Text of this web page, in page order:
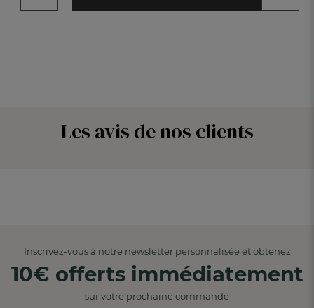
Les avis de nos clients
Inscrivez-vous à notre newsletter personnalisée et obtenez
10€ offerts immédiatement
sur votre prochaine commande